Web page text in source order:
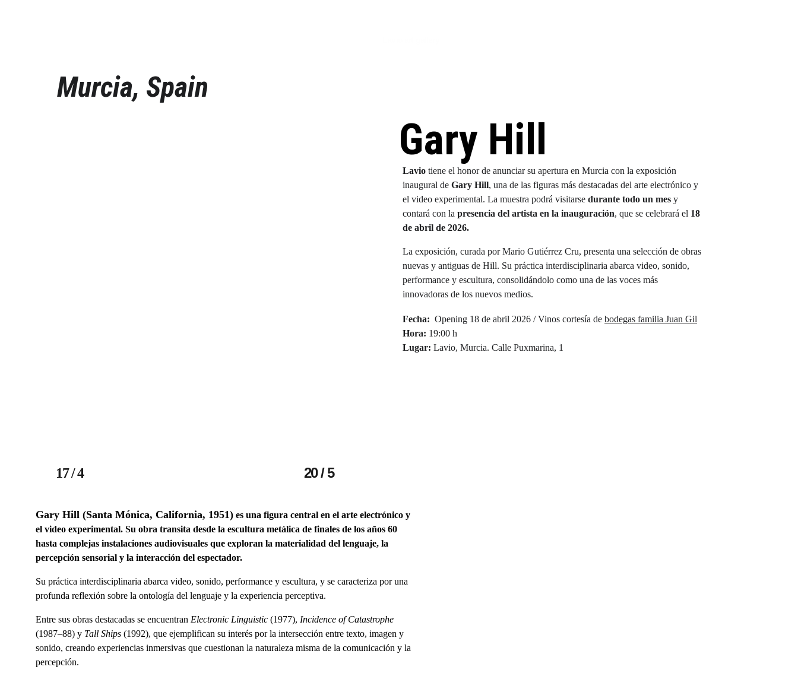
Murcia, Spain
Gary Hill
Lavio tiene el honor de anunciar su apertura en Murcia con la exposición
inaugural de Gary Hill, una de las figuras más destacadas del arte electrónico y
el video experimental. La muestra podrá visitarse durante todo un mes y
contará con la presencia del artista en la inauguración, que se celebrará el 18
de abril de 2026.
La exposición, curada por Mario Gutiérrez Cru, presenta una selección de obras
nuevas y antiguas de Hill. Su práctica interdisciplinaria abarca video, sonido,
performance y escultura, consolidándolo como una de las voces más
innovadoras de los nuevos medios.
Fecha:
  Opening 18 de abril 2026 / Vinos cortesía de
bodegas familia Juan Gil
Hora: 19:00 h
Lugar: Lavio, Murcia. Calle Puxmarina, 1
17 / 4 20 / 5
Gary Hill (Santa Mónica, California, 1951) es una figura central en el arte electrónico y
el video experimental. Su obra transita desde la escultura metálica de finales de los años 60
hasta complejas instalaciones audiovisuales que exploran la materialidad del lenguaje, la
percepción sensorial y la interacción del espectador.
Su práctica interdisciplinaria abarca video, sonido, performance y escultura, y se caracteriza por una
profunda reflexión sobre la ontología del lenguaje y la experiencia perceptiva.
Entre sus obras destacadas se encuentran Electronic Linguistic (1977), Incidence of Catastrophe
(1987–88) y Tall Ships (1992), que ejemplifican su interés por la intersección entre texto, imagen y
sonido, creando experiencias inmersivas que cuestionan la naturaleza misma de la comunicación y la
percepción.